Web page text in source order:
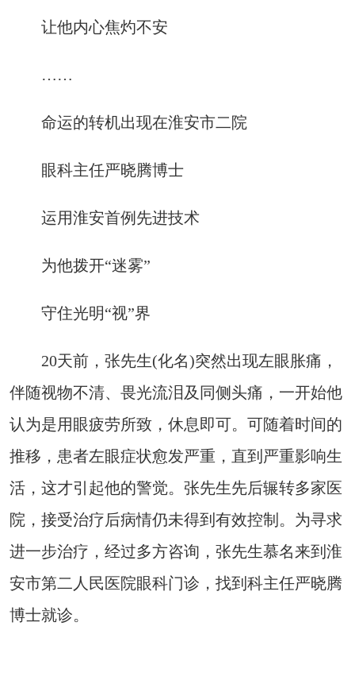
让他内心焦灼不安
……
命运的转机出现在淮安市二院
眼科主任严晓腾博士
运用淮安首例先进技术
为他拨开“迷雾”
守住光明“视”界
20天前，张先生(化名)突然出现左眼胀痛，
伴随视物不清、畏光流泪及同侧头痛，一开始他
认为是用眼疲劳所致，休息即可。可随着时间的
推移，患者左眼症状愈发严重，直到严重影响生
活，这才引起他的警觉。张先生先后辗转多家医
院，接受治疗后病情仍未得到有效控制。为寻求
进一步治疗，经过多方咨询，张先生慕名来到淮
安市第二人民医院眼科门诊，找到科主任严晓腾
博士就诊。